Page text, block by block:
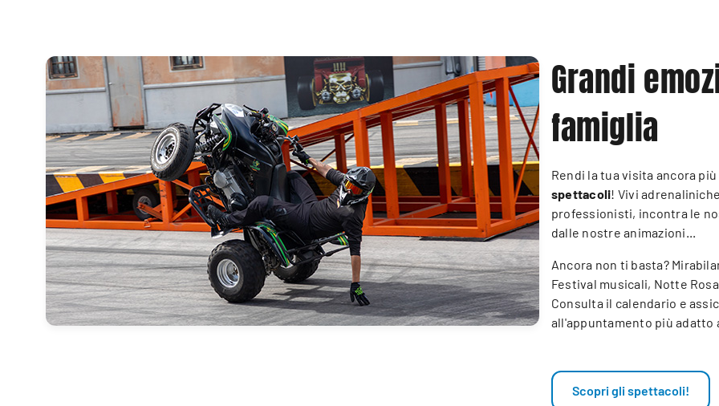
Grandi
famiglia
Rendi la tua visita ancora
spettacoli! Vivi
professionisti, incontra le
dalle nostre animazioni...
Ancora non ti basta?
Festival musicali, Notte
Consulta il calendario e
all'appuntamento più adatto
Scopri gli spettacoli!